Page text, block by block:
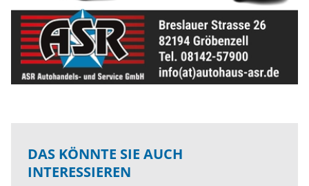
DAS KÖNNTE SIE AUCH
INTERESSIEREN